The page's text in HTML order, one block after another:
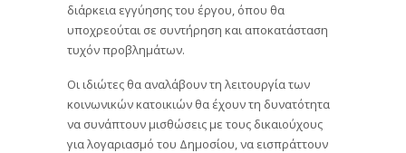
διάρκεια εγγύησης του έργου, όπου θα
υποχρεούται σε συντήρηση και αποκατάσταση
τυχόν προβλημάτων.
Οι ιδιώτες θα αναλάβουν τη λειτουργία των
κοινωνικών κατοικιών θα έχουν τη δυνατότητα
να συνάπτουν μισθώσεις με τους δικαιούχους
για λογαριασμό του Δημοσίου, να εισπράττουν